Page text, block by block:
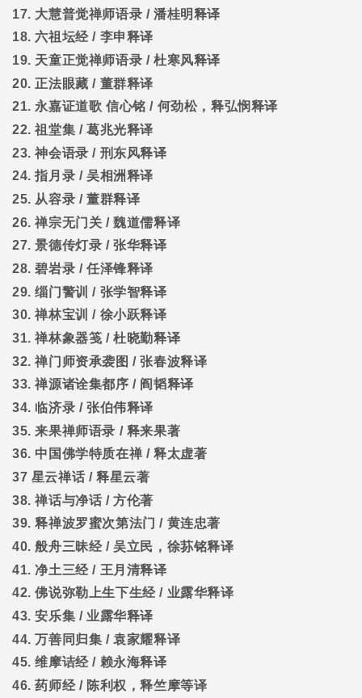
17. 大慧普觉禅师语录 /潘桂明释译
18. 六祖坛经/ 李申释译
19. 天童正觉禅师语录 /杜寒风释译
20. 正法眼藏 / 董群释译
21.永嘉证道歌 信心铭 / 何劲松，释弘悯释译
22.祖堂集 /葛兆光释译
23.神会语录 / 刑东风释译
24.指月录 /吴相洲释译
25. 从容录 /董群释译
26.禅宗无门关 /魏道儒释译
27.景德传灯录 /张华释译
28.碧岩录 /任泽锋释译
29.缁门警训 / 张学智释译
30.禅林宝训 / 徐小跃释译
31.禅林象器笺 /杜晓勤释译
32.禅门师资承袭图 /张春波释译
33.禅源诸诠集都序 / 阎韬释译
34. 临济录 /张伯伟释译
35.来果禅师语录 / 释来果著
36. 中国佛学特质在禅/释太虚著
37 星云禅话 /释星云著
38.禅话与净话 /方伦著
39.释禅波罗蜜次第法门 / 黄连忠著
40.般舟三昧经/吴立民，徐荪铭释译
41.净土三经/ 王月清释译
42.佛说弥勒上生下生经/ 业露华释译
43.安乐集 /业露华释译
44.万善同归集 /袁家耀释译
45.维摩诘经/ 赖永海释译
46.药师经/ 陈利权，释竺摩等译